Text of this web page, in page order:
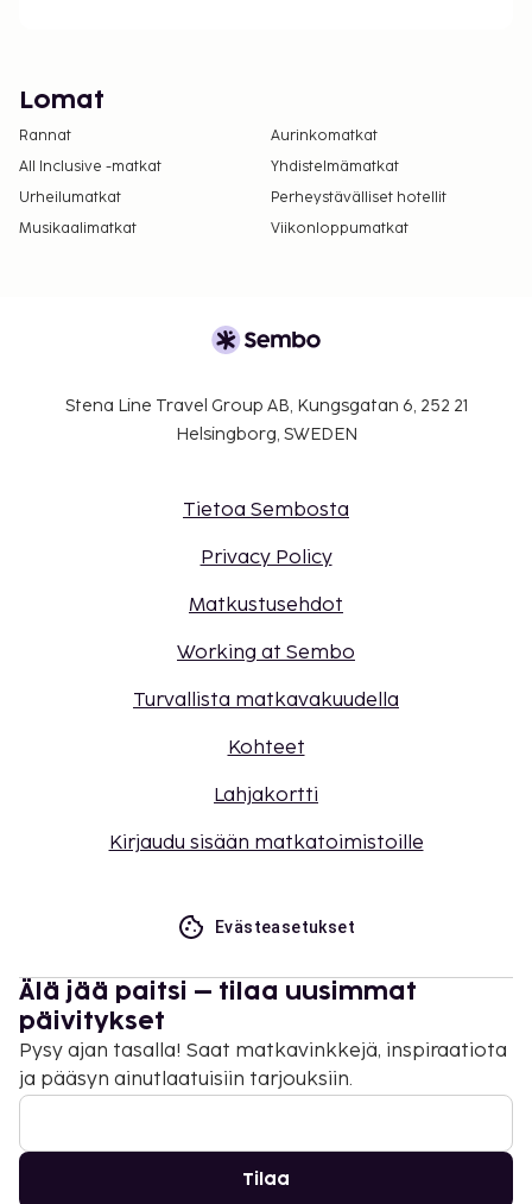
Lomat
Rannat
Aurinkomatkat
All Inclusive -matkat
Yhdistelmämatkat
Urheilumatkat
Perheystävälliset hotellit
Musikaalimatkat
Viikonloppumatkat
Stena Line Travel Group AB, Kungsgatan 6, 252 21
Helsingborg, SWEDEN
Tietoa Sembosta
Privacy Policy
Matkustusehdot
Working at Sembo
Turvallista matkavakuudella
Kohteet
Lahjakortti
Kirjaudu sisään matkatoimistoille
Evästeasetukset
Älä jää paitsi – tilaa uusimmat
päivitykset
Pysy ajan tasalla! Saat matkavinkkejä, inspiraatiota
ja pääsyn ainutlaatuisiin tarjouksiin.
Tilaa